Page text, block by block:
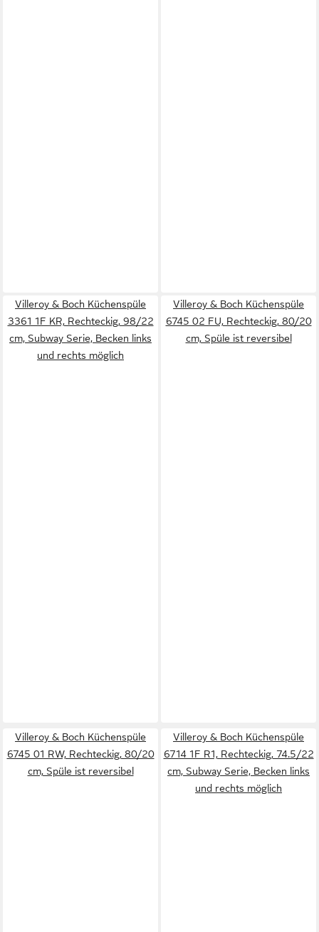
Villeroy & Boch Küchenspüle
3361 1F KR, Rechteckig, 98/22
cm, Subway Serie, Becken links
und rechts möglich
Villeroy & Boch Küchenspüle
6745 02 FU, Rechteckig, 80/20
cm, Spüle ist reversibel
Villeroy & Boch Küchenspüle
6745 01 RW, Rechteckig, 80/20
cm, Spüle ist reversibel
Villeroy & Boch Küchenspüle
6714 1F R1, Rechteckig, 74.5/22
cm, Subway Serie, Becken links
und rechts möglich